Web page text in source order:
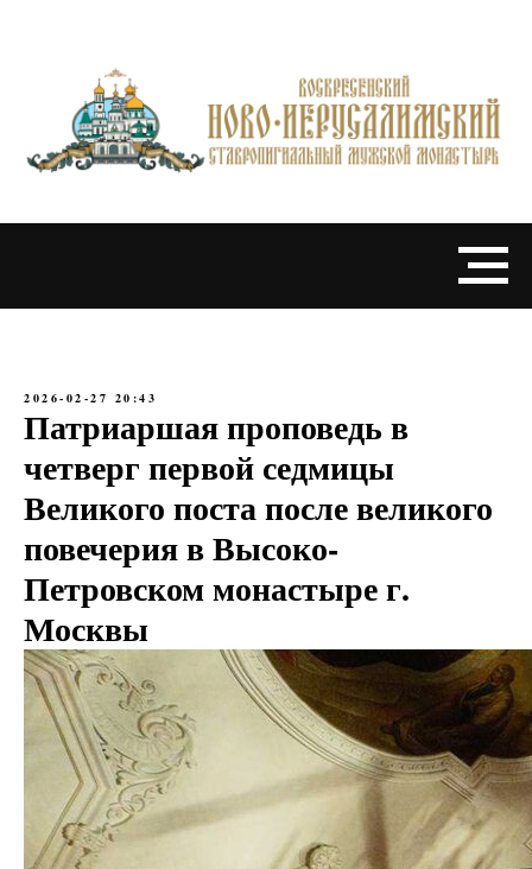
2026-02-27 20:43
Патриаршая проповедь в
четверг первой седмицы
Великого поста после великого
повечерия в Высоко-
Петровском монастыре г.
Москвы